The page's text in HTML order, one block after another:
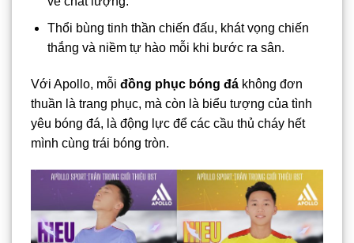
Thổi bùng tinh thần chiến đấu, khát vọng chiến
thắng và niềm tự hào mỗi khi bước ra sân.
Với Apollo, mỗi đồng phục bóng đá không đơn
thuần là trang phục, mà còn là biểu tượng của tình
yêu bóng đá, là động lực để các cầu thủ cháy hết
mình cùng trái bóng tròn.